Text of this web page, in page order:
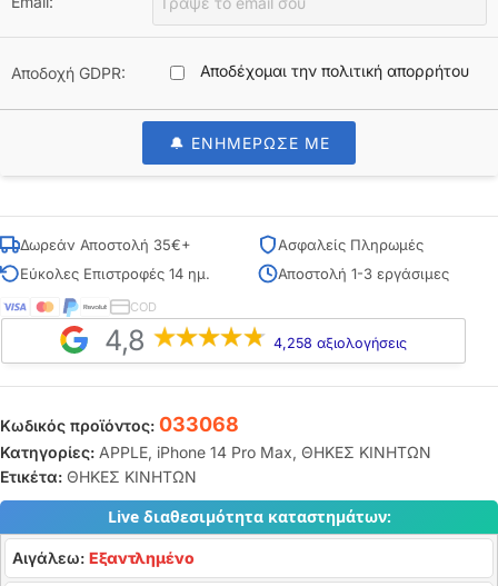
Αποδοχή GDPR: Αποδέχομαι την πολιτική απορρήτου
🔔 ΕΝΗΜΕΡΩΣΕ ΜΕ
Δωρεάν Αποστολή 35€+
Ασφαλείς Πληρωμές
Εύκολες Επιστροφές 14 ημ.
Αποστολή 1-3 εργάσιμες
COD
4,8 4,258 αξιολογήσεις
Κωδικός προϊόντος: 033068
Κατηγορίες: APPLE, iPhone 14 Pro Max, ΘΗΚΕΣ ΚΙΝΗΤΩΝ
Ετικέτα: ΘΗΚΕΣ ΚΙΝΗΤΩΝ
Live διαθεσιμότητα καταστημάτων:
Αιγάλεω: Εξαντλημένο